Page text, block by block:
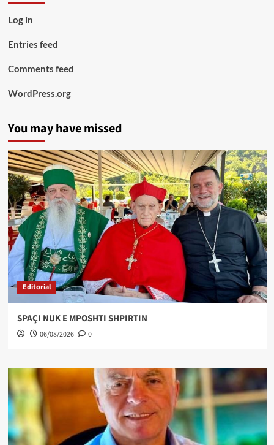
Log in
Entries feed
Comments feed
WordPress.org
You may have missed
Editorial
SPAÇI NUK E MPOSHTI SHPIRTIN
06/08/2026 0